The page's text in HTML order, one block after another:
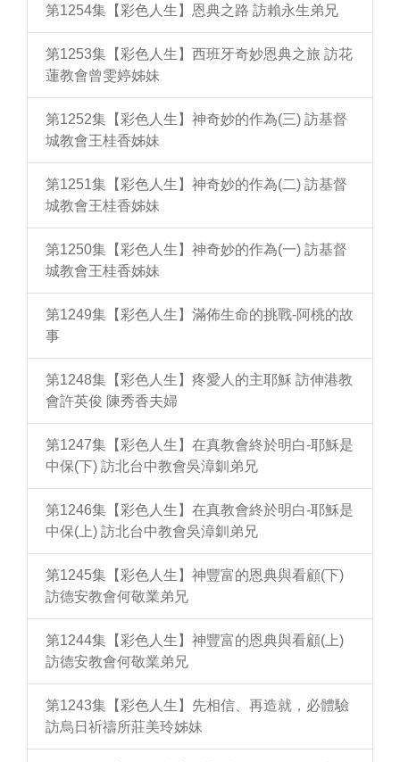
第1254集【彩色人生】恩典之路 訪賴永生弟兄
第1253集【彩色人生】西班牙奇妙恩典之旅 訪花
蓮教會曾雯婷姊妹
第1252集【彩色人生】神奇妙的作為(三) 訪基督
城教會王桂香姊妹
第1251集【彩色人生】神奇妙的作為(二) 訪基督
城教會王桂香姊妹
第1250集【彩色人生】神奇妙的作為(一) 訪基督
城教會王桂香姊妹
第1249集【彩色人生】滿佈生命的挑戰-阿桃的故
事
第1248集【彩色人生】疼愛人的主耶穌 訪伸港教
會許英俊 陳秀香夫婦
第1247集【彩色人生】在真教會終於明白-耶穌是
中保(下) 訪北台中教會吳漳釧弟兄
第1246集【彩色人生】在真教會終於明白-耶穌是
中保(上) 訪北台中教會吳漳釧弟兄
第1245集【彩色人生】神豐富的恩典與看顧(下)
訪德安教會何敬業弟兄
第1244集【彩色人生】神豐富的恩典與看顧(上)
訪德安教會何敬業弟兄
第1243集【彩色人生】先相信、再造就，必體驗
訪烏日祈禱所莊美玲姊妹